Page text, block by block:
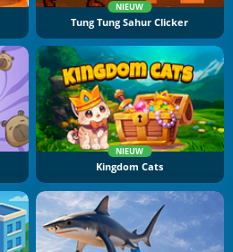
NIEUW
Tung Tung Sahur Clicker
NIEUW
Kingdom Cats